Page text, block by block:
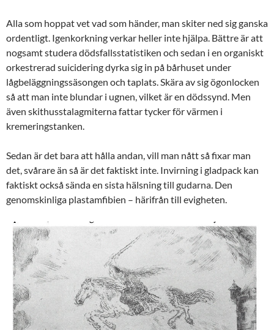
Alla som hoppat vet vad som händer, man skiter ned sig ganska
ordentligt. Igenkorkning verkar heller inte hjälpa. Bättre är att
nogsamt studera dödsfallsstatistiken och sedan i en organiskt
orkestrerad suicidering dyrka sig in på bårhuset under
lågbeläggningssäsongen och taplats. Skära av sig ögonlocken
så att man inte blundar i ugnen, vilket är en dödssynd. Men
även skithusstalagmiterna fattar tycker för värmen i
kremeringstanken.
Sedan är det bara att hålla andan, vill man nått så fixar man
det, svårare än så är det faktiskt inte. Invirning i gladpack kan
faktiskt också sända en sista hälsning till gudarna. Den
genomskinliga plastamfibien – härifrån till evigheten.